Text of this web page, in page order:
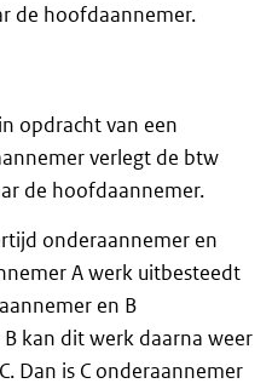
de hoofdaannemer.
opdracht van een
verlegt de btw
de hoofdaannemer.
onderaannemer en
A werk uitbesteedt
en B
kan dit werk daarna weer
Dan is C onderaannemer